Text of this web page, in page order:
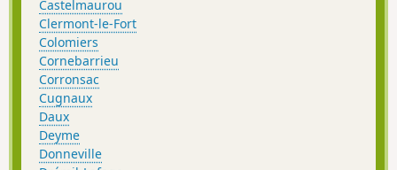
Castelmaurou
Clermont-le-Fort
Colomiers
Cornebarrieu
Corronsac
Cugnaux
Daux
Deyme
Donneville